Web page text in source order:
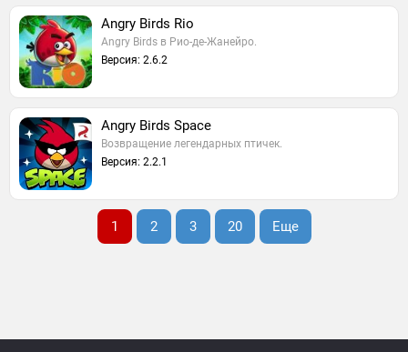
Angry Birds Rio
Angry Birds в Рио-де-Жанейро.
Версия: 2.6.2
Angry Birds Space
Возвращение легендарных птичек.
Версия: 2.2.1
1 2 3 20 Еще